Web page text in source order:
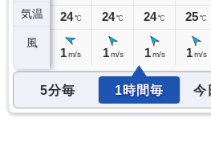
気温
風
24℃ 24 ℃
1m/s
24℃
1 m/s
24℃
1 m/s
25℃
1 m/s
5分毎 1時間毎 今